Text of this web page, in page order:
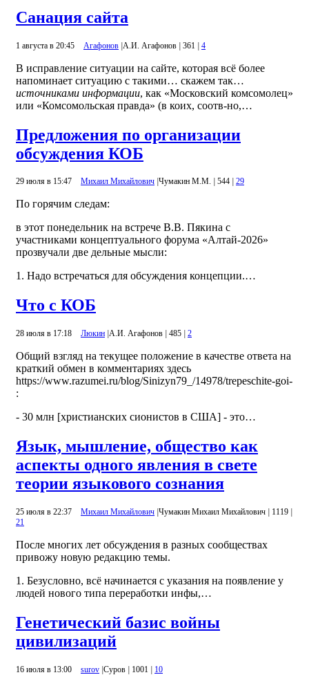
Санация сайта
1 августа в 20:45 Агафонов |А.И. Агафонов | 361 | 4
В исправление ситуации на сайте, которая всё более
напоминает ситуацию с такими… скажем так…
источниками информации, как «Московский комсомолец»
или «Комсомольская правда» (в коих, соотв-но,…
Предложения по организации
обсуждения КОБ
29 июля в 15:47 Михаил Михайлович Чумакин М.М. 544 29
По горячим следам:
в этот понедельник на встрече В.В. Пякина с
участниками концептуального форума «Алтай-2026»
прозвучали две дельные мысли:
1. Надо встречаться для обсуждения концепции.…
Что с КОБ
28 июля в 17:18 Люкин А.И. Агафонов 485 2
Общий взгляд на текущее положение в качестве ответа на
краткий обмен в комментариях здесь
https://www.razumei.ru/blog/Sinizyn79_/14978/trepeschite-goi-
:
- 30 млн [христианских сионистов в США] - это…
Язык, мышление, общество как
аспекты одного явления в свете
теории языкового сознания
25 июля в 22:37 Михаил Михайлович Чумакин Михаил Михайлович 1119
21
После многих лет обсуждения в разных сообществах
привожу новую редакцию темы.
1. Безусловно, всё начинается с указания на появление у
людей нового типа переработки инфы,…
Генетический базис войны
цивилизаций
16 июля в 13:00 surov |Суров | 1001 | 10